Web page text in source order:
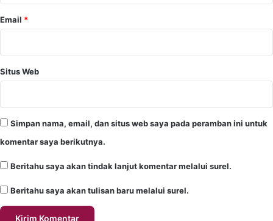
Email *
Situs Web
Simpan nama, email, dan situs web saya pada peramban ini untuk
komentar saya berikutnya.
Beritahu saya akan tindak lanjut komentar melalui surel.
Beritahu saya akan tulisan baru melalui surel.